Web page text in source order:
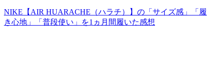
NIKE【AIR HUARACHE（ハラチ）】の「サイズ感」「履
き心地」「普段使い」を1ヵ月間履いた感想